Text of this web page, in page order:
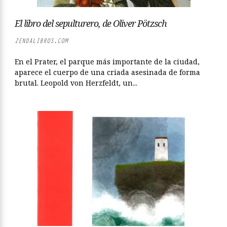
El libro del sepulturero, de Oliver Pötzsch
ZENDALIBROS.COM
En el Prater, el parque más importante de la ciudad,
aparece el cuerpo de una criada asesinada de forma
brutal. Leopold von Herzfeldt, un...